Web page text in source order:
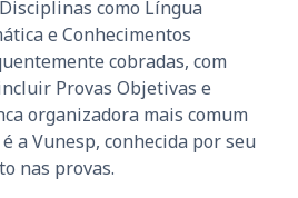
como Língua
e Conhecimentos
cobradas, com
Provas Objetivas e
organizadora mais comum
a Vunesp, conhecida por seu
nas provas.